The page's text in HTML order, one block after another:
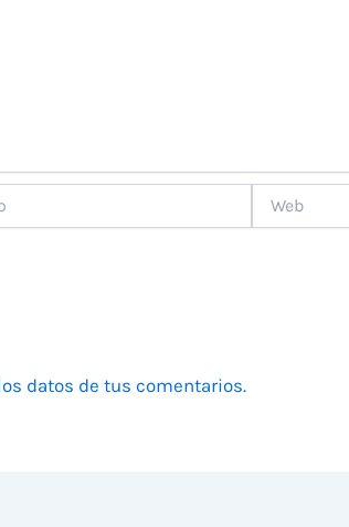
datos de tus comentarios.